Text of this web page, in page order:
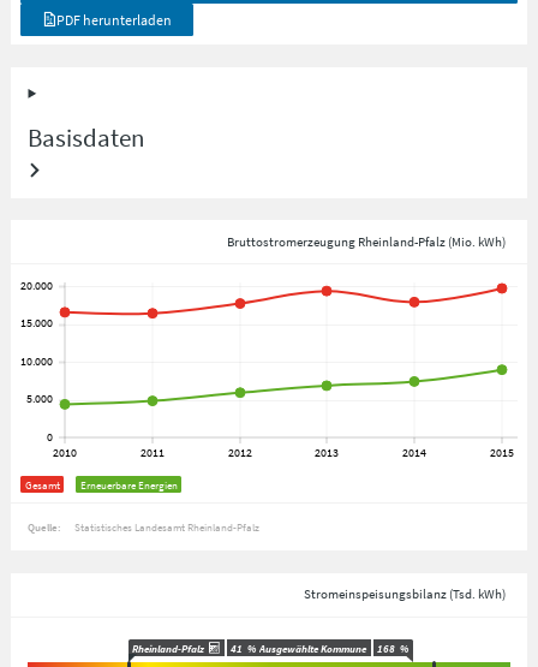
PDF herunterladen
Basisdaten
Bruttostromerzeugung Rheinland-Pfalz (Mio. kWh)
Gesamt Erneuerbare Energien
Quelle: Statistisches Landesamt Rheinland-Pfalz
Stromeinspeisungsbilanz (Tsd. kWh)
Ausgewählte Kommune 168 %
Rheinland-Pfalz 41 %